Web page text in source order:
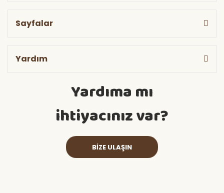
Sayfalar
Yardım
Yardıma mı
ihtiyacınız var?
BİZE ULAŞIN